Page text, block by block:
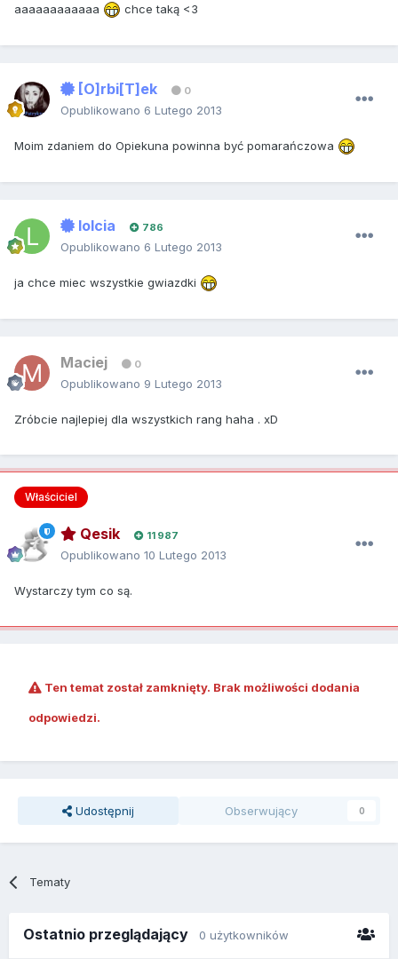
aaaaaaaaaaaa chce taką <3
[O]rbi[T]ek 0
Opublikowano 6 Lutego 2013
Moim zdaniem do Opiekuna powinna być pomarańczowa
lolcia 786
Opublikowano 6 Lutego 2013
ja chce miec wszystkie gwiazdki
Maciej 0
Opublikowano 9 Lutego 2013
Zróbcie najlepiej dla wszystkich rang haha . xD
Właściciel
Qesik 11 987
Opublikowano 10 Lutego 2013
Wystarczy tym co są.
Ten temat został zamknięty. Brak możliwości dodania
odpowiedzi.
Udostępnij Obserwujący 0
Tematy
Ostatnio przeglądający 0 użytkowników